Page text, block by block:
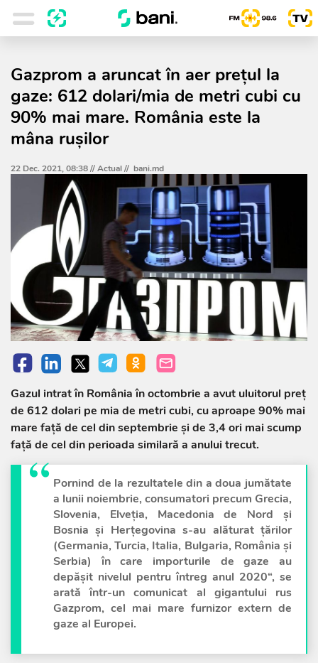
Gazprom a aruncat în aer preţul la
gaze: 612 dolari/mia de metri cubi cu
90% mai mare. România este la
mâna ruşilor
22 Dec. 2021, 08:38 //Actual// bani.md
Gazul intrat în România în octombrie a avut uluitorul preţ
de 612 dolari pe mia de metri cubi, cu aproape 90% mai
mare faţă de cel din septembrie şi de 3,4 ori mai scump
faţă de cel din perioada similară a anului trecut.
Pornind de la rezultatele din a doua jumătate
a lunii noiembrie, consumatori precum Grecia,
Slovenia, Elveţia, Macedonia de Nord şi
Bosnia şi Herţegovina s-au alăturat ţărilor
(Germania, Turcia, Italia, Bulgaria, România şi
Serbia) în care importurile de gaze au
depăşit nivelul pentru întreg anul 2020“, se
arată într-un comunicat al gigantului rus
Gazprom, cel mai mare furnizor extern de
gaze al Europei.